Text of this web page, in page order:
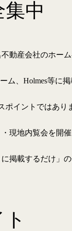
集中
不動産会社のホー
ム、Holmes等に掲
ポイントではあり
・現地内覧会を開催
掲載するだけ」